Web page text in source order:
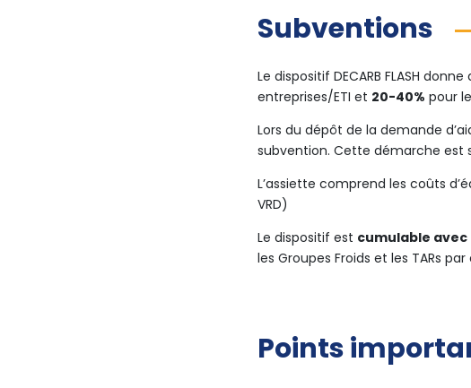
Subventions
Le dispositif DECARB FLASH
entreprises/ETI et 20-40% pour
Lors du dépôt de la demande
subvention. Cette démarche est
L’assiette comprend les coûts
VRD)
Le dispositif est cumulable avec
les Groupes Froids et les TARs
Points